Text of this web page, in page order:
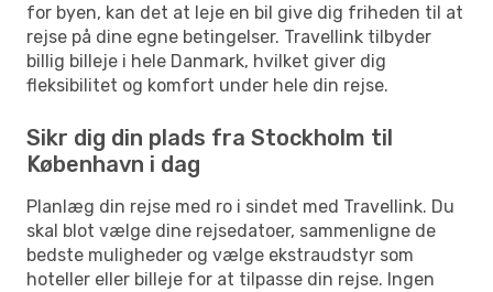
for byen, kan det at leje en bil give dig friheden til at
rejse på dine egne betingelser. Travellink tilbyder
billig billeje i hele Danmark, hvilket giver dig
fleksibilitet og komfort under hele din rejse.
Sikr dig din plads fra Stockholm til
København i dag
Planlæg din rejse med ro i sindet med Travellink. Du
skal blot vælge dine rejsedatoer, sammenligne de
bedste muligheder og vælge ekstraudstyr som
hoteller eller billeje for at tilpasse din rejse. Ingen